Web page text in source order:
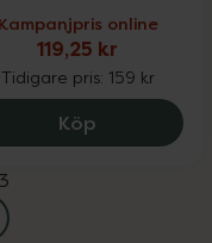
Curls & Coils
Kampanjpris online
119,25 kr
Tidigare pris: 159 kr
Köp Umberto